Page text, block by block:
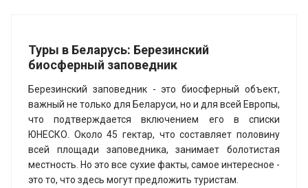
Туры в Беларусь: Березинский
биосферный заповедник
Березинский заповедник - это биосферный объект,
важный не только для Беларуси, но и для всей Европы,
что подтверждается включением его в списки
ЮНЕСКО. Около 45 гектар, что составляет половину
всей площади заповедника, занимает болотистая
местность. Но это все сухие факты, самое интересное -
это то, что здесь могут предложить туристам.